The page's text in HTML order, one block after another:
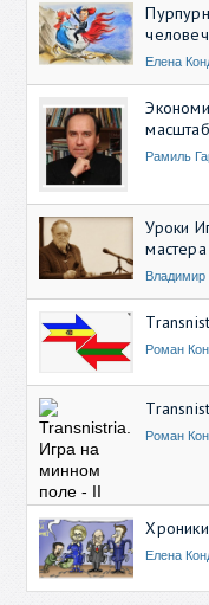
Елена
Рамиль
Уроки
мастера
Владимир
Роман
Роман
Елена